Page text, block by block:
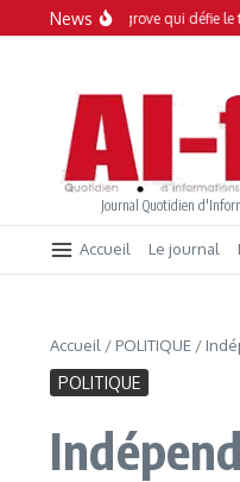
Aller au contenu
News
: Une mangrove qui défie le temps
Journal Quotidien
Accueil Le journal
Accueil / POLITIQUE /
POLITIQUE